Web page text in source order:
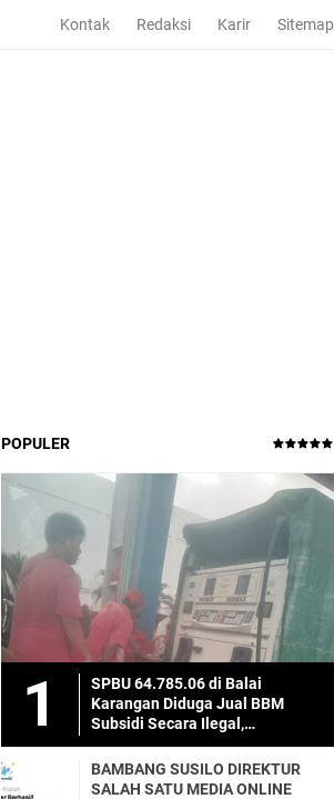
Kontak Redaksi Karir Sitemap
POPULER
SPBU 64.785.06 di Balai
Karangan Diduga Jual BBM
Subsidi Secara Ilegal,
Masyarakat Dirugikan!
BAMBANG SUSILO DIREKTUR
SALAH SATU MEDIA ONLINE